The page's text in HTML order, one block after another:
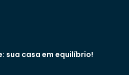
sua casa em equilíbrio!